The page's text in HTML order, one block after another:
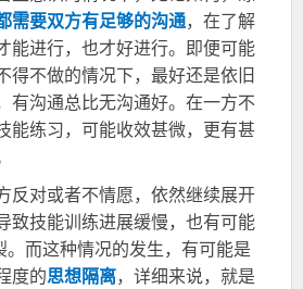
需要双方有足够的沟通，在了解
能进行，也才好进行。即便可能
得不做的情况下，最好还是依旧
有沟通总比无沟通好。在一方不
能练习，可能收效甚微，更有甚
反对或者不情愿，依然继续展开
致技能训练进展缓慢，也有可能
。而这种情况的发生，有可能是
度的思想隔离，详细来说，就是